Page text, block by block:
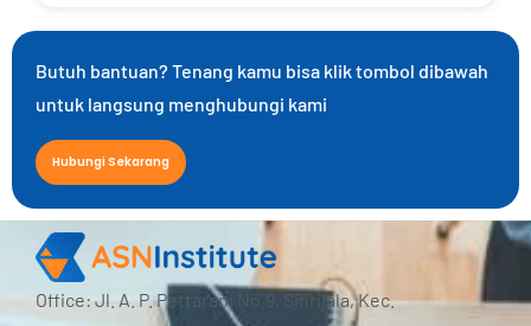
Butuh bantuan? Tenang kamu bisa klik tombol dibawah
untuk langsung menghubungi kami
Hubungi Sekarang
Office: Jl. A. P. Pettarani No.9, Sinrijala, Kec.